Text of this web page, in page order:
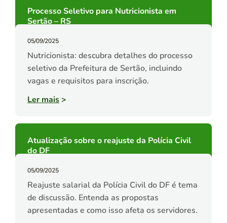
Processo Seletivo para Nutricionista em
Sertão – RS
05/09/2025
Nutricionista: descubra detalhes do processo
seletivo da Prefeitura de Sertão, incluindo
vagas e requisitos para inscrição.
Ler mais>
Atualização sobre o reajuste da Polícia Civil
do DF
05/09/2025
Reajuste salarial da Polícia Civil do DF é tema
de discussão. Entenda as propostas
apresentadas e como isso afeta os servidores.